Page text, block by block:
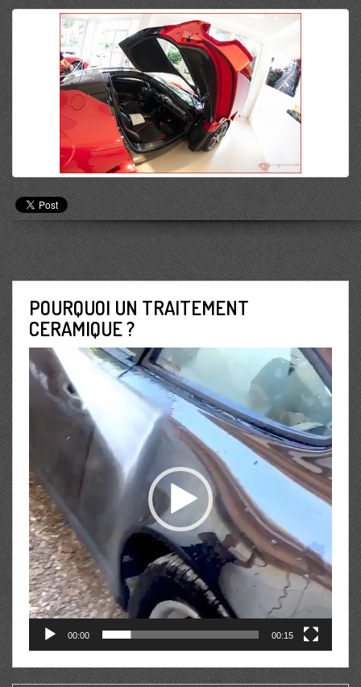
POURQUOI UN TRAITEMENT
CERAMIQUE ?
Lecteur
vidéo
00:00 00:15